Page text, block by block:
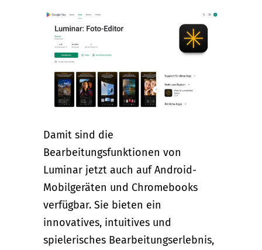
Damit sind die
Bearbeitungsfunktionen von
Luminar jetzt auch auf Android-
Mobilgeräten und Chromebooks
verfügbar. Sie bieten ein
innovatives, intuitives und
spielerisches Bearbeitungserlebnis,